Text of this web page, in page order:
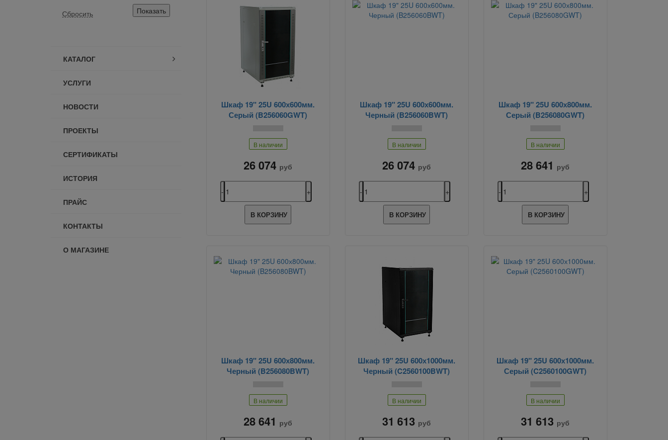
КАТАЛОГ
УСЛУГИ
НОВОСТИ
ПРОЕКТЫ
СЕРТИФИКАТЫ
ИСТОРИЯ
ПРАЙС
КОНТАКТЫ
О МАГАЗИНЕ
Шкаф 19" 25U 600х600мм.
Серый (B256060GWT)
В наличии
26 074 руб
В КОРЗИНУ
Шкаф 19" 25U 600х600мм.
Черный (B256060BWT)
В наличии
26 074 руб
В КОРЗИНУ
Шкаф 19" 25U 600х800мм.
Серый (B256080GWT)
В наличии
28 641 руб
В КОРЗИНУ
Шкаф 19" 25U 600х800мм.
Черный (B256080BWT)
В наличии
28 641 руб
Шкаф 19" 25U 600х1000мм.
Черный (C2560100BWT)
В наличии
31 613 руб
Шкаф 19" 25U 600х1000мм.
Серый (C2560100GWT)
В наличии
31 613 руб